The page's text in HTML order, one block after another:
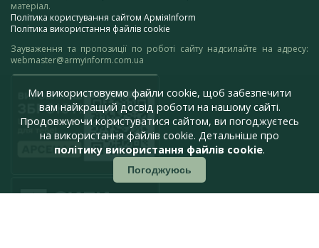
матеріал.
Політика користування сайтом АрміяInform
Політика використання файлів cookie
Зауваження та пропозиції по роботі сайту надсилайте на адресу:
webmaster@armyinform.com.ua
Ми використовуємо файли cookie, щоб забезпечити
вам найкращий досвід роботи на нашому сайті.
Продовжуючи користуватися сайтом, ви погоджуєтесь
на використання файлів cookie. Детальніше про
політику використання файлів cookie.
Погоджуюсь